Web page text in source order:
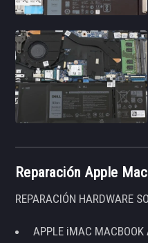
Reparación Apple Mac
REPARACIÓN HARDWARE
APPLE iMAC MACBOOK